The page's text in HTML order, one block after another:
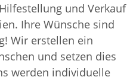
und Verkauf
Ihre Wünsche sind
Wir erstellen ein
und setzen dies
werden individuelle